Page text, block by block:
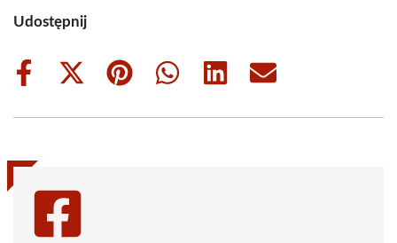
Udostępnij
Share
Share
(Twitter)
Share
Share
Share
Share